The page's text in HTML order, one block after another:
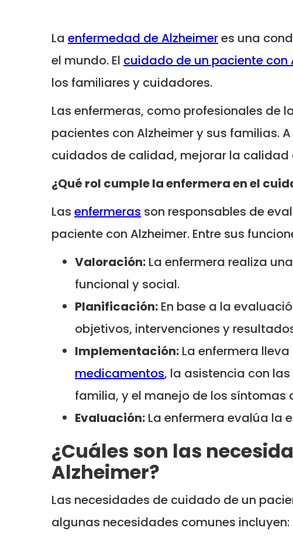
La enfermedad de Alzheimeres una
el mundo. El cuidado de un paciente con
los familiares y cuidadores.
Las enfermeras, como profesionales de
pacientes con Alzheimer y sus familias.
cuidados de calidad, mejorar la
¿Qué rol cumple la enfermera en el
Las enfermeras son responsables de
paciente con Alzheimer. Entre sus
Valoración: La enfermera realiza
funcional y social.
Planificación: En base a la
objetivos, intervenciones y
Implementación: La enfermera
medicamentos, la asistencia con
familia, y el manejo de los síntomas
Evaluación: La enfermera evalúa la
¿Cuáles son las
Alzheimer?
Las necesidades de cuidado de un
algunas necesidades comunes incluyen: